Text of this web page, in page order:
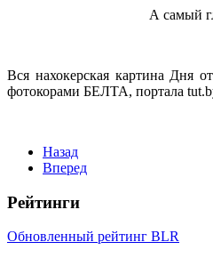
А самый
Вся нахокерская картина Дня
фотокорами БЕЛТА, портала
Назад
Вперед
Рейтинги
Обновленный рейтинг BLR